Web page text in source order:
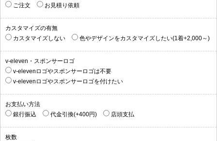
ご注文 お見積り依頼
カスタマイズの有無
カスタマイズしない
色やデザインをカスタマイズしたい(1着+2,000～)
v-eleven・スポンサーロゴ
v-elevenロゴやスポンサーロゴは不要
v-elevenロゴやスポンサーロゴを付けたい
お支払い方法
銀行振込
代金引換(+400円) 店頭支払
枚数